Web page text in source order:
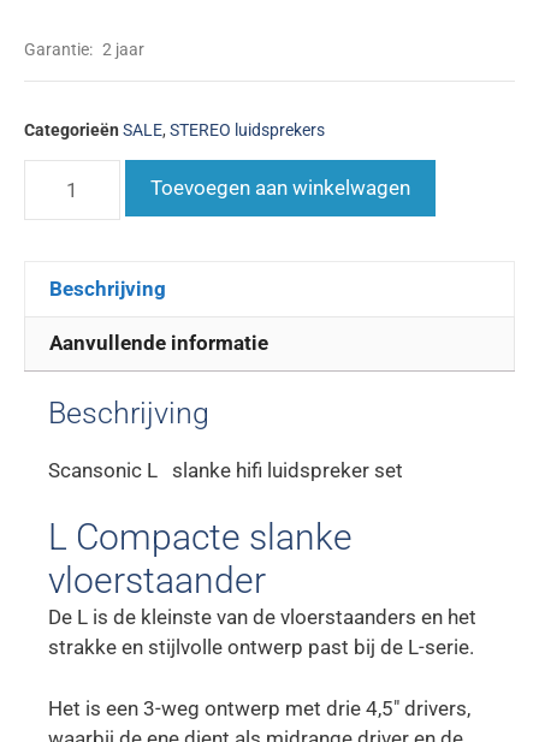
Garantie: 2 jaar
Categorieën SALE, STEREO luidsprekers
Toevoegen aan winkelwagen
Beschrijving
Aanvullende informatie
Beschrijving
Scansonic L slanke hifi luidspreker set
L Compacte slanke
vloerstaander
De L is de kleinste van de vloerstaanders en het
strakke en stijlvolle ontwerp past bij de L-serie.
Het is een 3-weg ontwerp met drie 4,5″ drivers,